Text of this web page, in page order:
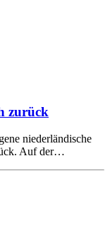
zurück
niederländische
Auf der…